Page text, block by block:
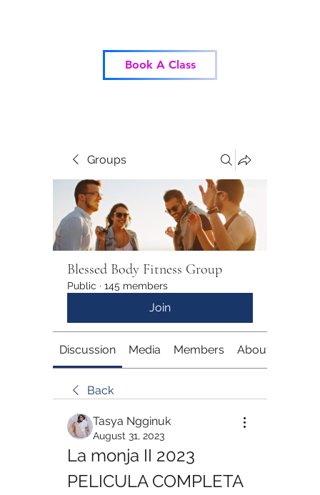
Book A Class
Groups
Blessed Body Fitness Group
Public · 145 members
Join
Discussion Media Members About
Back
Tasya Ngginuk
August 31, 2023
La monja II 2023
PELICULA COMPLETA